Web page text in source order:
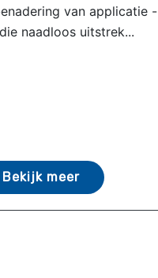
van applicatie -
naadloos uitstrek...
Bekijk meer